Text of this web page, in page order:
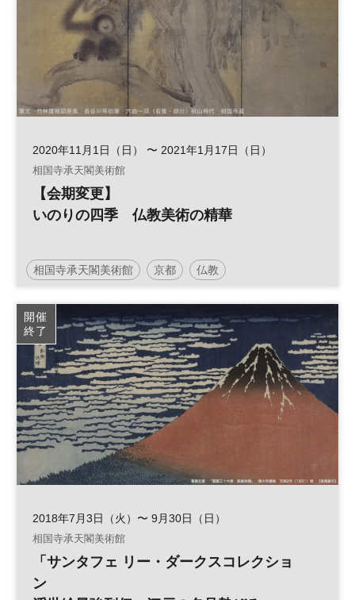
2020年11月1日（日） 〜 2021年1月17日（日）
相国寺承天閣美術館
【会期変更】
いのりの四季 仏教美術の精華
相国寺承天閣美術館 京都 仏教
開催
終了
2018年7月3日（火）〜 9月30日（日）
相国寺承天閣美術館
「サンタフェ リー・ダークスコレクショ
ン